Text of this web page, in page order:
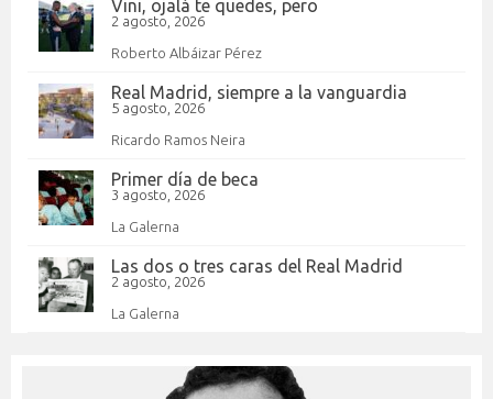
Vini, ojalá te quedes, pero
2 agosto, 2026
Roberto Albáizar Pérez
Real Madrid, siempre a la vanguardia
5 agosto, 2026
Ricardo Ramos Neira
Primer día de beca
3 agosto, 2026
La Galerna
Las dos o tres caras del Real Madrid
2 agosto, 2026
La Galerna